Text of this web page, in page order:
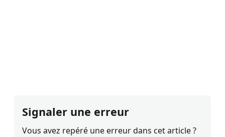
Signaler une erreur
Vous avez repéré une erreur dans cet article ?